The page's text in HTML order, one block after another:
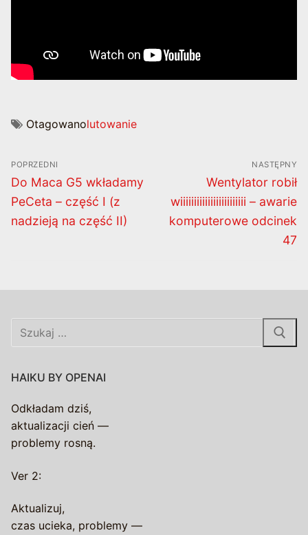
Otagowanolutowanie
Nawigacja
wpisu
POPRZEDNI
Poprzedni
wpis:
Do Maca G5 wkładamy
PeCeta – część I (z
nadzieją na część II)
NASTĘPNY
Następny
wpis:
Wentylator robił
wiiiiiiiiiiiiiiiiiiiiiiii – awarie
komputerowe odcinek
47
Szukaj:
HAIKU BY OPENAI
Odkładam dziś,
aktualizacji cień —
problemy rosną.
Ver 2:
Aktualizuj,
czas ucieka, problemy —